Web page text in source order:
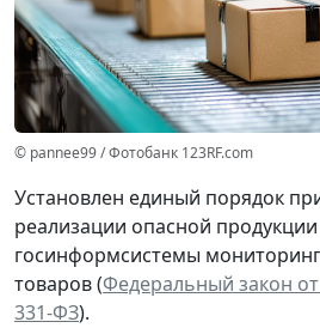
© pannee99 / Фотобанк 123RF.com
Установлен единый порядок
реализации опасной
госинформсистемы
товаров (Федеральный закон от
331-ФЗ).